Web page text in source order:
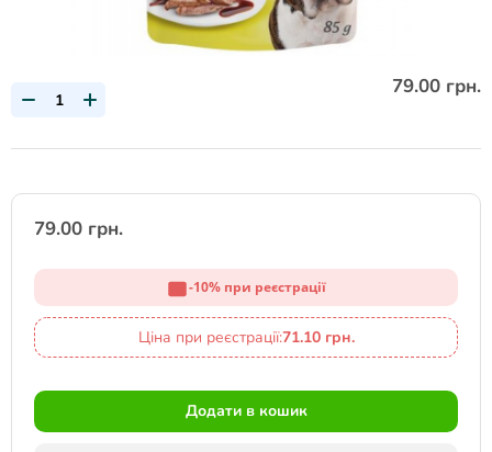
79.00 грн.
79.00 грн.
-10% при реєстрації
Ціна при реєстрації:71.10 грн.
Додати в кошик